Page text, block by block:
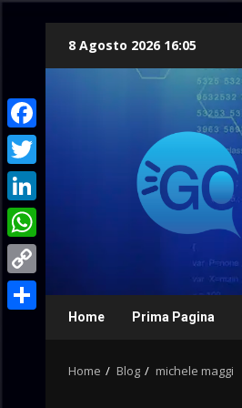
8 Agosto 2026 16:05
Home Prima Pagina
Home Blog michele maggi
Facebook
Twitter
LinkedIn
WhatsApp
Copy